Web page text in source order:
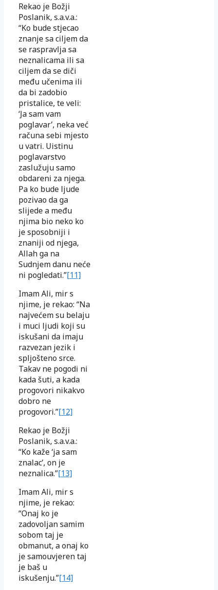
Rekao je Božji
Poslanik, s.a.v.a.:
“Ko bude stjecao
znanje sa ciljem da
se raspravlja sa
neznalicama ili sa
ciljem da se diči
među učenima ili
da bi zadobio
pristalice, te veli:
‘Ja sam vam
poglavar’, neka već
računa sebi mjesto
u vatri. Uistinu
poglavarstvo
zaslužuju samo
obdareni za njega.
Pa ko bude ljude
pozivao da ga
slijede a među
njima bio neko ko
je sposobniji i
znaniji od njega,
Allah ga na
Sudnjem danu neće
ni pogledati.”[11]
Imam Ali, mir s
njime, je rekao: “Na
najvećem su belaju
i muci ljudi koji su
iskušani da imaju
razvezan jezik i
spljošteno srce.
Takav ne pogodi ni
kada šuti, a kada
progovori nikakvo
dobro ne
progovori.”[12]
Rekao je Božji
Poslanik, s.a.v.a.:
“Ko kaže ‘ja sam
znalac’, on je
neznalica.”[13]
Imam Ali, mir s
njime, je rekao:
“Onaj ko je
zadovoljan samim
sobom taj je
obmanut, a onaj ko
je samouvjeren taj
je baš u
iskušenju.”[14]